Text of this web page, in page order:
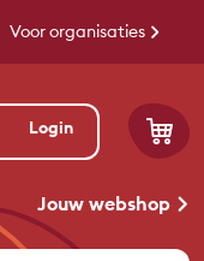
Voor organisaties
Login
Jouw webshop